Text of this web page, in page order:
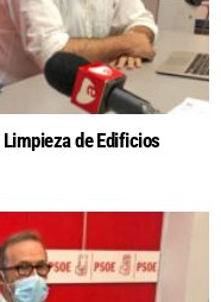
de Edificios